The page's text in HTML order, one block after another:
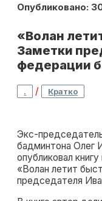
Опубликовано:
«Волан
Заметки
федерации
. / Кратко
Экс-
бадминтона Олег
опубликовал
«Волан летит
председателя